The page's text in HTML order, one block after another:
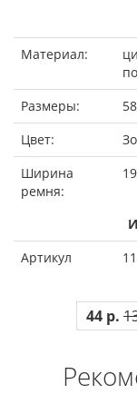
Материал:
Размеры:
Цвет:
Ширина
ремня:
Артикул
44 р.